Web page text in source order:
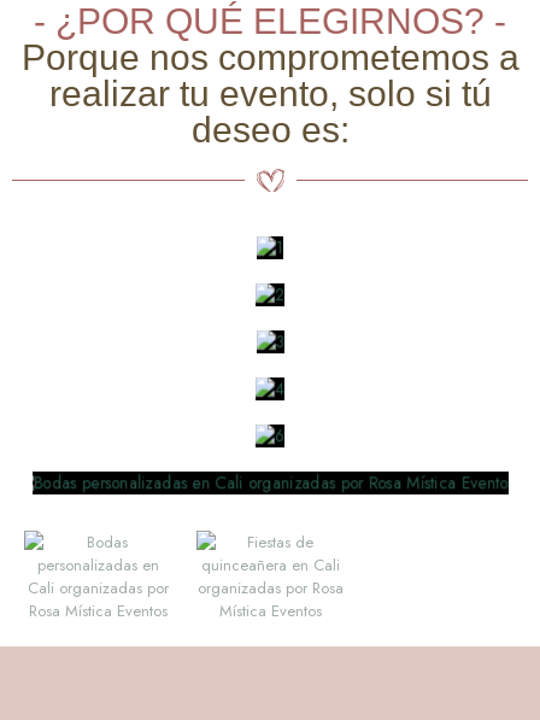
- ¿POR QUÉ ELEGIRNOS? -
Porque nos comprometemos a
realizar tu evento, solo si tú
deseo es: